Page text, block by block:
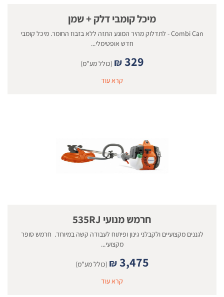
מיכל קומבי דלק + שמן
Combi Can - לתדלוק מהיר המונע התזה ללא בזבוז החומר. מיכל קומבי
חדש אופטימלי...
₪ 329
(כולל מע"מ)
קרא עוד
חרמש מנועי 535RJ
לגננים מקצועיים ולקבלני גינון ופיתוח לעבודה קשה במיוחד. חרמש סופר
מקצועי...
₪ 3,475
(כולל מע"מ)
קרא עוד